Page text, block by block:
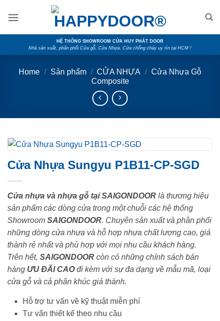
HỆ THỐNG SHOWROOM CỬA HUY PHÁT DOOR
Nhà sản xuất, phân phối Cửa gỗ, Cửa Nhựa, Cửa chống cháy uy tín tại HCM !
Home / Sản phẩm / CỬA NHỰA / Cửa Nhựa Gỗ
Composite
Cửa Nhựa Sungyu P1B11-CP-SGD
Cửa nhựa và nhựa gỗ tại SAIGONDOOR là thương hiệu
sản phẩm các dòng cửa trong một chuỗi các hệ thống
Showroom SAIGONDOOR. Chuyên sản xuất và phân phối
những dòng cửa nhựa và hỗ hợp nhựa chất lượng cao, giá
thành rẻ nhất và phù hợp với mọi nhu cầu khách hàng.
Trên hết, SAIGONDOOR còn có những chính sách bán
hàng ƯU ĐÃI CAOđi kèm với sự đa dạng về mẫu mã, loại
cửa gỗ và cả phân khúc giá thành.
Hỗ trợ tư vấn về kỹ thuật miễn phí
Tư vấn thiết kế theo nhu cầu